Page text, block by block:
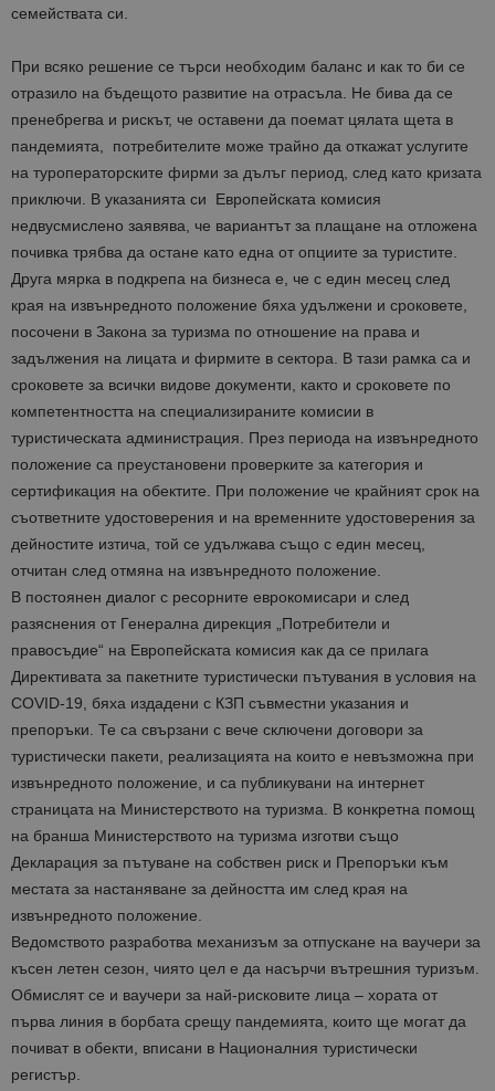
семействата си.
При всяко решение се търси необходим баланс и как то би се
отразило на бъдещото развитие на отрасъла. Не бива да се
пренебрегва и рискът, че оставени да поемат цялата щета в
пандемията, потребителите може трайно да откажат услугите
на туроператорските фирми за дълъг период, след като кризата
приключи. В указанията си Европейската комисия
недвусмислено заявява, че вариантът за плащане на отложена
почивка трябва да остане като една от опциите за туристите.
Друга мярка в подкрепа на бизнеса е, че с един месец след
края на извънредното положение бяха удължени и сроковете,
посочени в Закона за туризма по отношение на права и
задължения на лицата и фирмите в сектора. В тази рамка са и
сроковете за всички видове документи, както и сроковете по
компетентността на специализираните комисии в
туристическата администрация. През периода на извънредното
положение са преустановени проверките за категория и
сертификация на обектите. При положение че крайният срок на
съответните удостоверения и на временните удостоверения за
дейностите изтича, той се удължава също с един месец,
отчитан след отмяна на извънредното положение.
В постоянен диалог с ресорните еврокомисари и след
разяснения от Генерална дирекция „Потребители и
правосъдие“ на Европейската комисия как да се прилага
Директивата за пакетните туристически пътувания в условия на
COVID-19, бяха издадени с КЗП съвместни указания и
препоръки. Те са свързани с вече сключени договори за
туристически пакети, реализацията на които е невъзможна при
извънредното положение, и са публикувани на интернет
страницата на Министерството на туризма. В конкретна помощ
на бранша Министерството на туризма изготви също
Декларация за пътуване на собствен риск и Препоръки към
местата за настаняване за дейността им след края на
извънредното положение.
Ведомството разработва механизъм за отпускане на ваучери за
късен летен сезон, чиято цел е да насърчи вътрешния туризъм.
Обмислят се и ваучери за най-рисковите лица – хората от
първа линия в борбата срещу пандемията, които ще могат да
почиват в обекти, вписани в Националния туристически
регистър.